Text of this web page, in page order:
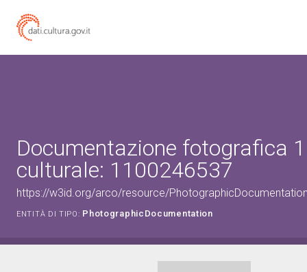
Documentazione fotografica
culturale: 1100246537
https://w3id.org/arco/resource/
ENTITÀ DI TIPO: PhotographicDocumentation